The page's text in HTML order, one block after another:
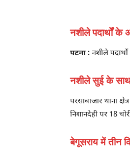
नशीले पदार्थों
पटना : नशीले
नशीले सुई के
परसाबाजार थाना
निशानदेही पर 18
बेगूसराय में तीन